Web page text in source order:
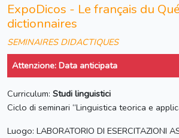
ExpoDicos - Le français du
dictionnaires
SEMINAIRES DIDACTIQUES
Attenzione: Data anticipata
Curriculum: Studi linguistici
Ciclo di seminari “Linguistica teorica e
Luogo: LABORATORIO DI ESERCITAZIONI